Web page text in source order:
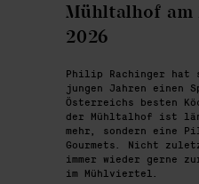
Mühltalhof am
2026
Philip Rachinger
jungen Jahren einen
Österreichs besten
der Mühltalhof ist
mehr, sondern eine
Gourmets. Nicht
immer wieder gerne
im Mühlviertel.